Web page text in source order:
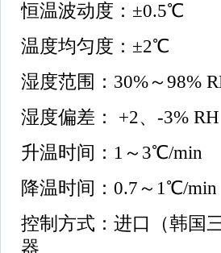
恒温波动度：±0.5℃
温度均匀度：±2℃
湿度范围：30%～98%
湿度偏差： +2、-3% RH
升温时间：1～3℃/min
降温时间：0.7～1℃/min
控制方式：进口（韩国
器